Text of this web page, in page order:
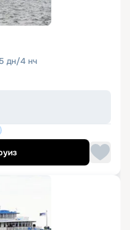
5 дн/4 нч